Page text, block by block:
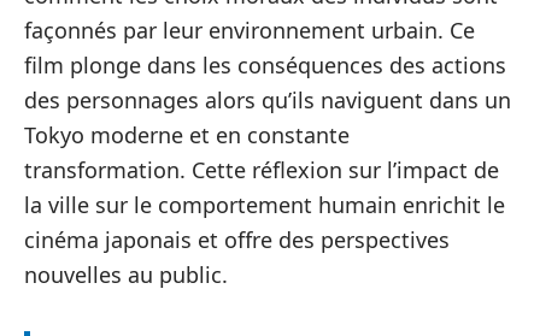
façonnés par leur environnement urbain. Ce
film plonge dans les conséquences des actions
des personnages alors qu’ils naviguent dans un
Tokyo moderne et en constante
transformation. Cette réflexion sur l’impact de
la ville sur le comportement humain enrichit le
cinéma japonais et offre des perspectives
nouvelles au public.